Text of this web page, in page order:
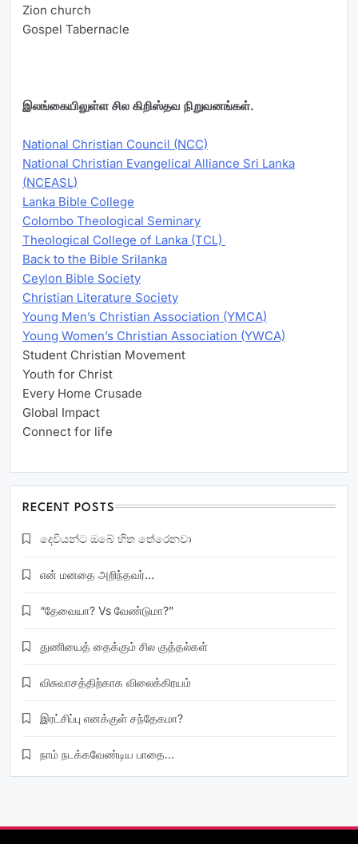
Zion church
Gospel Tabernacle
இலங்கையிலுள்ள சில கிறிஸ்தவ நிறுவனங்கள்.
National Christian Council (NCC)
National Christian Evangelical Alliance Sri Lanka
(NCEASL)
Lanka Bible College
Colombo Theological Seminary
Theological College of Lanka (TCL)
Back to the Bible Srilanka
Ceylon Bible Society
Christian Literature Society
Young Men’s Christian Association (YMCA)
Young Women’s Christian Association (YWCA)
Student Christian Movement
Youth for Christ
Every Home Crusade
Global Impact
Connect for life
RECENT POSTS
දෙවියන්ට ඔබේ හිත තේරෙනවා
என் மனதை அறிந்தவர்…
“தேவையா? Vs வேண்டுமா?”
துணியைத் தைக்கும் சில குத்தல்கள்
விசுவாசத்திற்காக விலைக்கிரயம்
இரட்சிப்பு எனக்குள் சந்தேகமா?
நாம் நடக்கவேண்டிய பாதை…